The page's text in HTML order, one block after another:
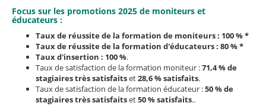
Focus sur les promotions 2025 de moniteurs et
éducateurs :
Taux de réussite de la formation de moniteurs : 100 % *
Taux de réussite de la formation d'éducateurs : 80 % *
Taux d'insertion : 100 %.
Taux de satisfaction de la formation moniteur :71,4 % de
stagiaires très satisfaitset28,6 % satisfaits.
Taux de satisfaction de la formation éducateur :50 % de
stagiaires très satisfaitset50 % satisfaits..